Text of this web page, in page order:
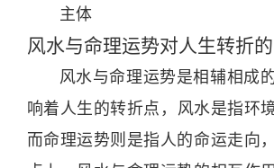
主体
风水与命理运势对人生转折
风水与命理运势是相辅相成
响着人生的转折点， 风水是指环
而命理运势则是指人的命运走向